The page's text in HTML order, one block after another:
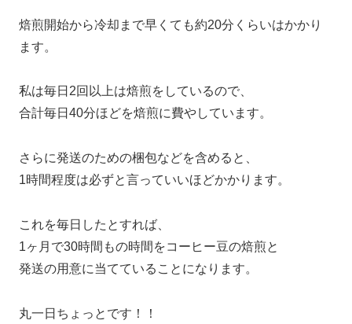
焙煎開始から冷却まで早くても約20分くらいはかかり
ます。
私は毎日2回以上は焙煎をしているので、
合計毎日40分ほどを焙煎に費やしています。
さらに発送のための梱包などを含めると、
1時間程度は必ずと言っていいほどかかります。
これを毎日したとすれば、
1ヶ月で30時間もの時間をコーヒー豆の焙煎と
発送の用意に当てていることになります。
丸一日ちょっとです！！